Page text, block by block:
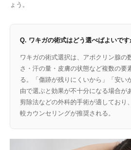
ょう。
Q. ワキガの術式はどう選べばよいです
ワキガの術式選択は、アポクリン腺の
さ・汗の量・皮膚の状態など複数の要
る。「傷跡が残りにくいから」「安い
由で選ぶと効果が不十分になる場合が
剪除法などの外科的手術が適しており
較カウンセリングが推奨される。